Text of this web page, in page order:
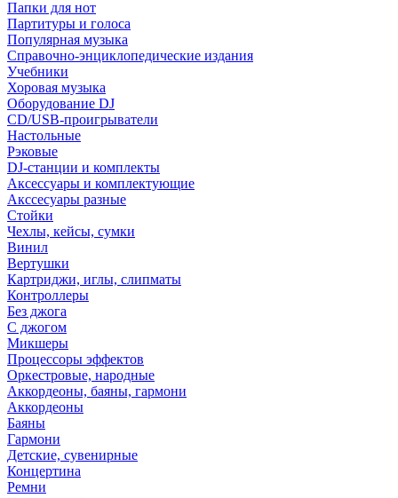
Папки для нот
Партитуры и голоса
Популярная музыка
Справочно-энциклопедические издания
Учебники
Хоровая музыка
Оборудование DJ
CD/USB-проигрыватели
Настольные
Рэковые
DJ-станции и комплекты
Аксессуары и комплектующие
Акссесуары разные
Стойки
Чехлы, кейсы, сумки
Винил
Вертушки
Картриджи, иглы, слипматы
Контроллеры
Без джога
С джогом
Микшеры
Процессоры эффектов
Оркестровые, народные
Аккордеоны, баяны, гармони
Аккордеоны
Баяны
Гармони
Детские, сувенирные
Концертина
Ремни